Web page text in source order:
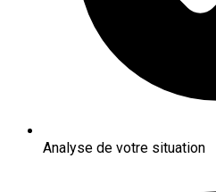
Analyse de votre situation